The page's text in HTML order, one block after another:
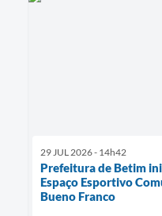
29 JUL 2026 - 14h42
Prefeitura de Betim
Espaço Esportivo
Bueno Franco